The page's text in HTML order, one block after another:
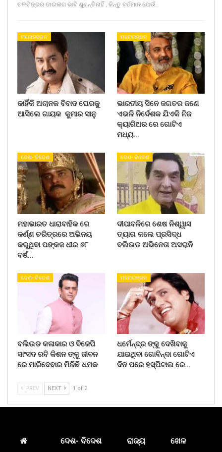
ଚଳଚିତ୍ରର ଡାଇଲଗ ଭାବି ଶୁଣନ୍ତିନାହିଁ , କିନ୍ତୁ ବର୍ତମାନ ଯେଉଁ…
ମନୋରଞ୍ଜନ
କାହିଁକି ଅଚାନକ ବିବାଦ ଘେରକୁ
ଆସିଲେ ଗାୟକ କୁମାର ସାନୁ
ମନୋରଞ୍ଜନ
ଭାରତୀୟ ସିନେ ଜଗତର ଜଣେ
ଏଭଳି ନିର୍ଦେଶକ ଯିଏକି ନିଜ
କ୍ୟାରିଅର ରେ ଗୋଟିଏ
ମଧ୍ୟ…
ଦେଶ- ବିଦେଶ
ମହାଭାରତ ଧାରାବାହିକ ରେ
କର୍ଣ୍ଣ ଚରିତ୍ରରେ ଅଭିନୟ
କରୁଥିବା ପଙ୍କଜ ଧୀର ୬୮
ବର୍ଷ…
ଦେଶ- ବିଦେଶ
ଦୀପାବଳିରେ ଶେଷ ନିଶ୍ୱାସ
ତ୍ୟାଗ କଲେ ପ୍ରସିଦ୍ଧ
ବଲିଉଡ ଅଭିନେତା ଅସରାନି
ଦେଶ- ବିଦେଶ
ବଲିଉଡ କଳାକାର ଓ ବିଜେପି
ସାଂସଦ ରବି କିଶନ ଙ୍କୁ ଜୀବନ
ରେ ମାରିଦେବାର ମିଳିଛି ଧମକ
ମନୋରଞ୍ଜନ
ଧର୍ମେନ୍ଦ୍ର ଙ୍କୁ ଦେଖିବାକୁ
ଯାଇଥିବା ଗୋବିନ୍ଦା ଗୋଟିଏ
ଦିନ ପରେ ହସ୍ପିଟାଲ ରେ…
PREV NEXT 1 of 2
ଦେଶ- ବିଦେଶ ରାଜ୍ୟ ଖେଳ